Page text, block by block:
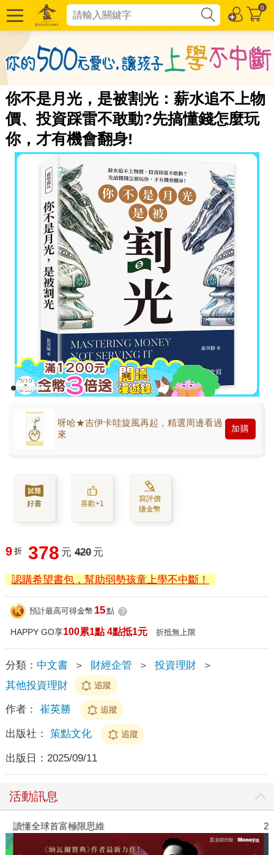
0
你不是月光，是被割光：薪水追不上物
價、投資踩雷不敢動?先搞懂錢怎麼玩
你，才有機會翻身!
呀哈★吉伊卡哇旋風再起，精選周邊看過
來
加購
好書 喜歡+1
寫評價
賺金幣
9 折 378 元 420 元
認購希望書包，幫助弱勢孩童上學不中斷！
預計最高可得金幣 15點 ?
HAPPY GO享100累1點 4點抵1元 折抵無上限
分類： 中文書 ＞ 財經企管 ＞ 投資理財
＞
其他投資理財
追蹤
作者： 崔英勝 追蹤
出版社： 策點文化 追蹤
出版日： 2025/09/11
活動訊息
讀懂全球首富極限思維